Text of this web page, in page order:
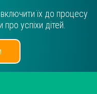
їх до процесу
успіхи дітей.